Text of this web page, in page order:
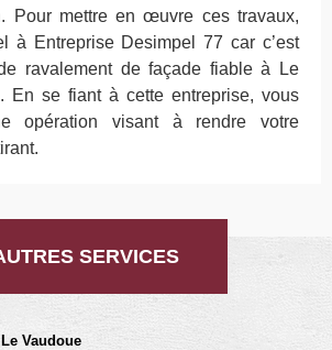
Pour mettre en œuvre ces travaux,
à Entreprise Desimpel 77 car c’est
ravalement de façade fiable à Le
En se fiant à cette entreprise, vous
opération visant à rendre votre
SERVICES
Vaudoue